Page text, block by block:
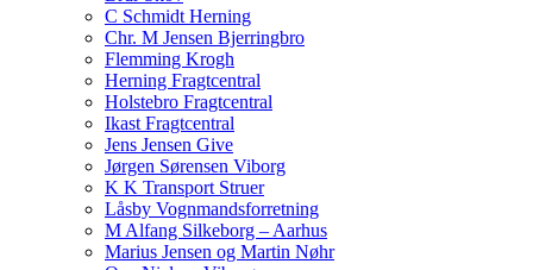
C Schmidt Herning
Chr. M Jensen Bjerringbro
Flemming Krogh
Herning Fragtcentral
Holstebro Fragtcentral
Ikast Fragtcentral
Jens Jensen Give
Jørgen Sørensen Viborg
K K Transport Struer
Låsby Vognmandsforretning
M Alfang Silkeborg – Aarhus
Marius Jensen og Martin Nøhr